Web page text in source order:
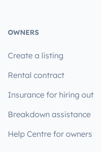
OWNERS
Create a listing
Rental contract
Insurance for hiring out
Breakdown assistance
Help Centre for owners